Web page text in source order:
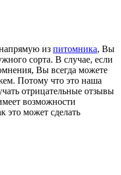
из питомника, Вы
сорта. В случае, если
Вы всегда можете
Потому что это наша
отрицательные отзывы
возможности
это может сделать